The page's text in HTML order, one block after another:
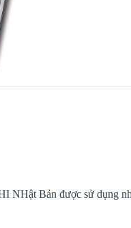
NHật Bản được sử dụng